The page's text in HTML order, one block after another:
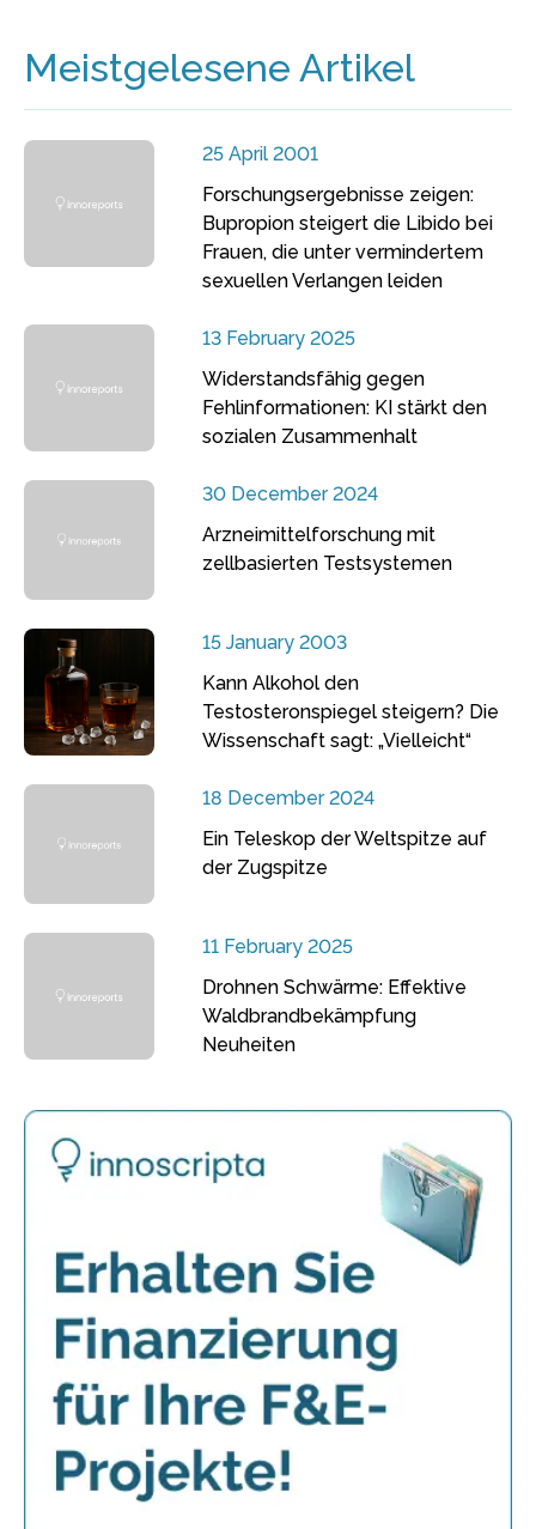
Meistgelesene Artikel
25 April 2001
Forschungsergebnisse zeigen:
Bupropion steigert die Libido bei
Frauen, die unter vermindertem
sexuellen Verlangen leiden
13 February 2025
Widerstandsfähig gegen
Fehlinformationen: KI stärkt den
sozialen Zusammenhalt
30 December 2024
Arzneimittelforschung mit
zellbasierten Testsystemen
15 January 2003
Kann Alkohol den
Testosteronspiegel steigern? Die
Wissenschaft sagt: „Vielleicht“
18 December 2024
Ein Teleskop der Weltspitze auf
der Zugspitze
11 February 2025
Drohnen Schwärme: Effektive
Waldbrandbekämpfung
Neuheiten